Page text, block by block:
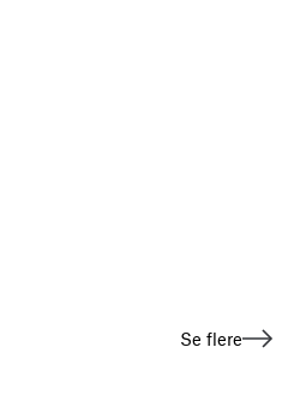
Se flere